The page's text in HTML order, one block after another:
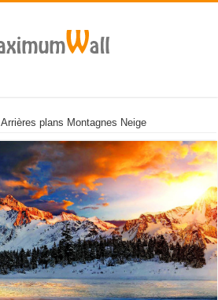
Arrières plans Montagnes Neige